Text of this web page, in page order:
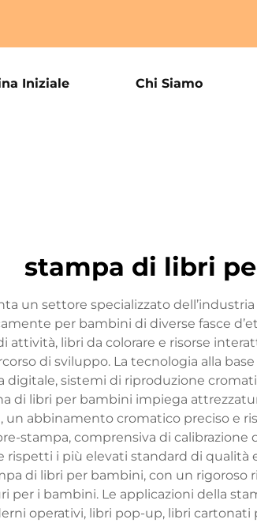
Iniziale Chi Siamo
stampa di libri
un settore specializzato
per bambini di diverse fasce
libri da colorare e risorse
di sviluppo. La tecnologia alla
sistemi di riproduzione
di libri per bambini impiega
un abbinamento cromatico preciso e
stampa, comprensiva di
i più elevati standard di qualità
di libri per bambini, con un
per i bambini. Le applicazioni della
operativi, libri pop-up, libri